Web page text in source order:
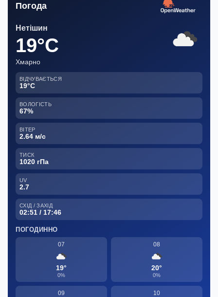
Погода
Нетішин
19°C
Хмарно
ВІДЧУВАЄТЬСЯ
19°C
ВОЛОГІСТЬ
67%
ВІТЕР
2.64 м/с
ТИСК
1020 гПа
UV
2.7
СХІД / ЗАХІД
02:51 / 17:46
ПОГОДИННО
07
19°
0%
08
20°
0%
09 10